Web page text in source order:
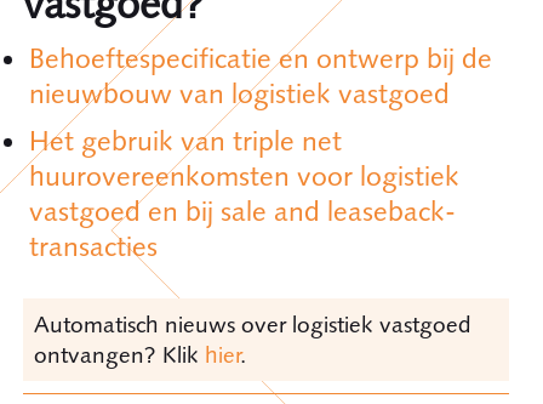
Behoeftespecificatie en ontwerp bij de
nieuwbouw van logistiek vastgoed
Het gebruik van triple net
huurovereenkomsten voor logistiek
vastgoed en bij sale and leaseback-
transacties
Automatisch nieuws over logistiek vastgoed
ontvangen? Klik hier.